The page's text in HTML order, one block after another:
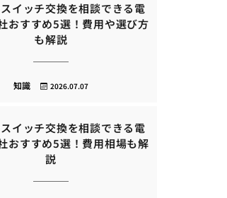
イッチ交換を相談できる電
おすすめ5選！費用や選び方
も解説
2026.07.07
知識
イッチ交換を相談できる電
おすすめ5選！費用相場も解
説